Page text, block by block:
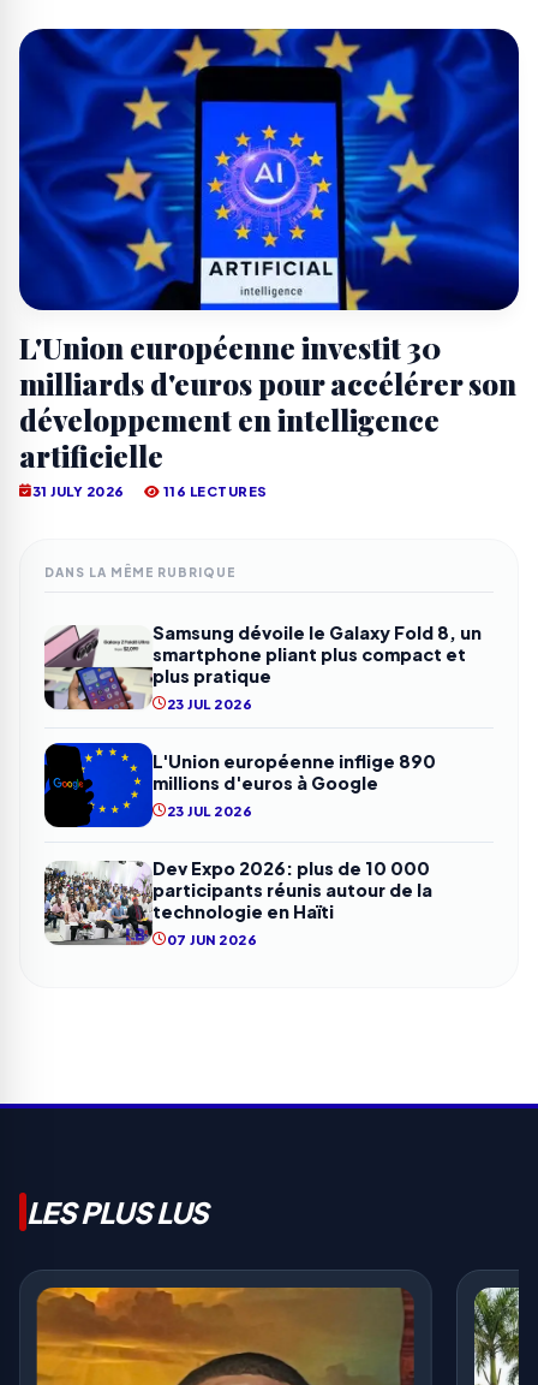
L'Union européenne investit 30
milliards d'euros pour accélérer son
développement en intelligence
artificielle
31 JULY 2026 116 LECTURES
DANS LA MÊME RUBRIQUE
Samsung dévoile le Galaxy Fold 8, un
smartphone pliant plus compact et
plus pratique
23 JUL 2026
L'Union européenne inflige 890
millions d'euros à Google
23 JUL 2026
Dev Expo 2026: plus de 10 000
participants réunis autour de la
technologie en Haïti
07 JUN 2026
LES PLUS LUS